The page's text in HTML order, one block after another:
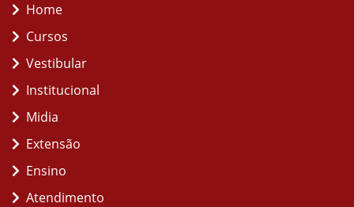
Home
Cursos
Vestibular
Institucional
Midia
Extensão
Ensino
Atendimento